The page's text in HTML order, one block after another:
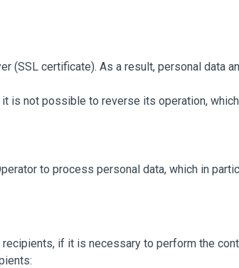
(SSL certificate). As a result, personal data
is not possible to reverse its operation,
to process personal data, which in
if it is necessary to perform the